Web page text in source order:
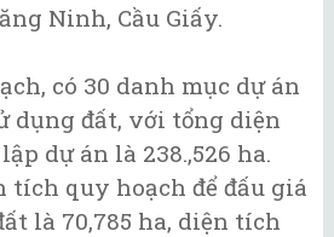
Ninh, Cầu Giấy.
có 30 danh mục dự án
dụng đất, với tổng diện
dự án là 238.,526 ha.
tích quy hoạch để đấu giá
là 70,785 ha, diện tích